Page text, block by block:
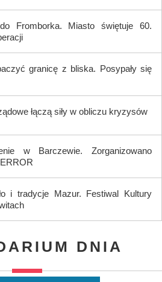
Fromborka. Miasto świętuje 60.
granicę z bliska. Posypały się
łączą siły w obliczu kryzysów
w Barczewie. Zorganizowano
i tradycje Mazur. Festiwal Kultury
DNIA